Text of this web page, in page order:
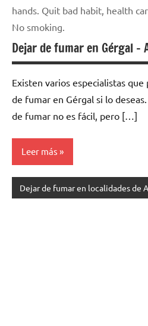
hands. Quit bad habit, health
No smoking.
Dejar de fumar en Gérgal –
Existen varios especialistas
dе fumar en Gérgal ѕi lo
dе fumar no es fácil, perο […]
Leer más
Dejar de fumar en localidades de